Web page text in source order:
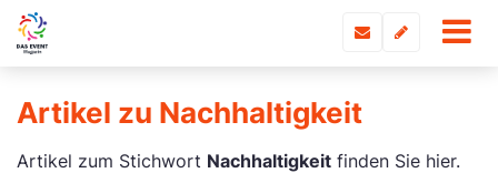
Artikel zu Nachhaltigkeit
Artikel zum Stichwort Nachhaltigkeit finden Sie hier.